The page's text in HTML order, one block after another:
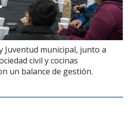
Juventud municipal, junto a
civil y cocinas
un balance de gestión.